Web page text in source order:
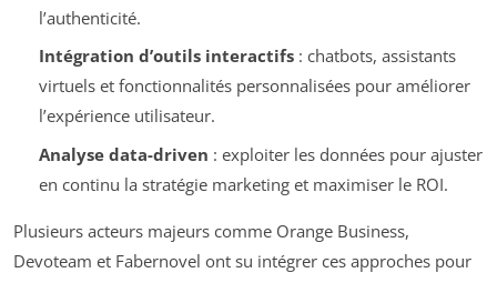
l’authenticité.
Intégration d’outils interactifs: chatbots, assistants
virtuels et fonctionnalités personnalisées pour améliorer
l’expérience utilisateur.
Analyse data-driven : exploiter les données pour ajuster
en continu la stratégie marketing et maximiser le ROI.
Plusieurs acteurs majeurs comme Orange Business,
Devoteam et Fabernovel ont su intégrer ces approches pour